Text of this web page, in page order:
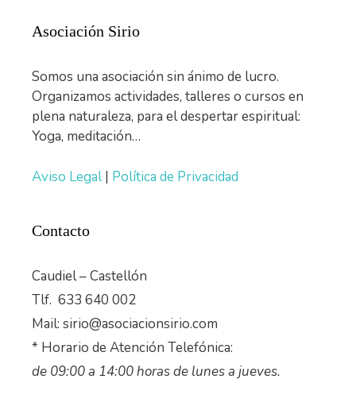
Asociación Sirio
Somos una asociación sin ánimo de lucro.
Organizamos actividades, talleres o cursos en
plena naturaleza, para el despertar espiritual:
Yoga, meditación…
Aviso Legal| Política de Privacidad
Contacto
Caudiel – Castellón
Tlf. 633 640 002
Mail: sirio@asociacionsirio.com
* Horario de Atención Telefónica:
de 09:00 a 14:00 horas de lunes a jueves.